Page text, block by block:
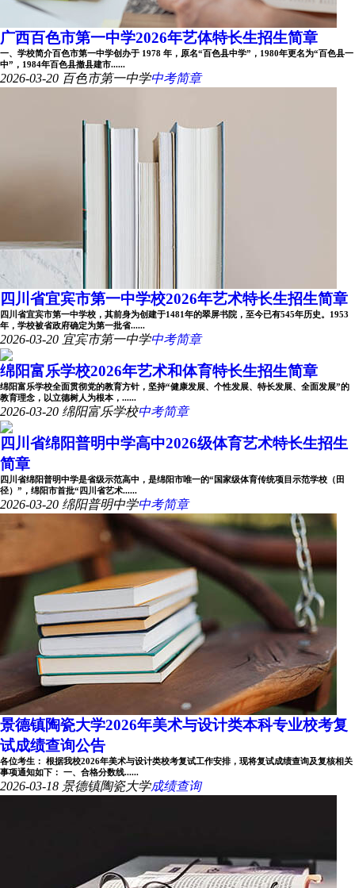
广西百色市第一中学2026年艺体特长生招生简章
一、学校简介百色市第一中学创办于 1978 年，原名“百色县中学”，1980年更名为“百色县一
中”，1984年百色县撤县建市......
2026-03-20 百色市第一中学中考简章
四川省宜宾市第一中学校2026年艺术特长生招生简章
四川省宜宾市第一中学校，其前身为创建于1481年的翠屏书院，至今已有545年历史。1953
年，学校被省政府确定为第一批省......
2026-03-20 宜宾市第一中学中考简章
绵阳富乐学校2026年艺术和体育特长生招生简章
绵阳富乐学校全面贯彻党的教育方针，坚持“健康发展、个性发展、特长发展、全面发展”的
教育理念，以立德树人为根本，......
2026-03-20 绵阳富乐学校中考简章
四川省绵阳普明中学高中2026级体育艺术特长生招生
简章
四川省绵阳普明中学是省级示范高中，是绵阳市唯一的“国家级体育传统项目示范学校（田
径）”，绵阳市首批“四川省艺术......
2026-03-20 绵阳普明中学中考简章
景德镇陶瓷大学2026年美术与设计类本科专业校考复
试成绩查询公告
各位考生： 根据我校2026年美术与设计类校考复试工作安排，现将复试成绩查询及复核相关
事项通知如下： 一、合格分数线......
2026-03-18 景德镇陶瓷大学成绩查询